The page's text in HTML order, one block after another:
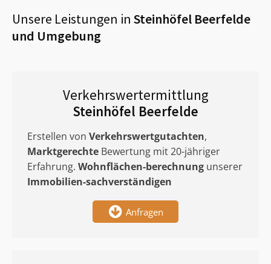
Unsere Leistungen in Steinhöfel Beerfelde
und Umgebung
Verkehrswertermittlung
Steinhöfel Beerfelde
Erstellen von Verkehrswertgutachten,
Marktgerechte Bewertung mit 20-jähriger
Erfahrung. Wohnflächen-berechnung unserer
Immobilien-sachverständigen
Anfragen